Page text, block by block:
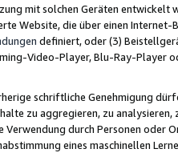
mit solchen Geräten
Website, die über einen
definiert, oder (3)
Video-Player, Blu-Ray-Player
schriftliche Genehmigung
zu aggregieren, zu
Verwendung durch Personen
eines maschinellen